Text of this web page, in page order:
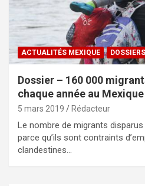
ACTUALITÉS MEXIQUE DOSSIERS
Dossier – 160 000
chaque année au
5 mars 2019 Rédacteur
Le nombre de migrants
parce qu’ils sont contraints
clandestines…